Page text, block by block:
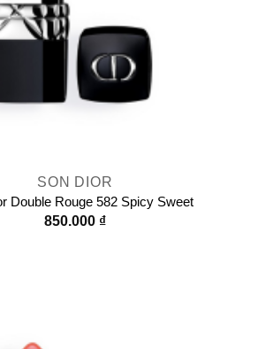
SON DIOR
Double Rouge 582 Spicy Sweet
850.000 ₫